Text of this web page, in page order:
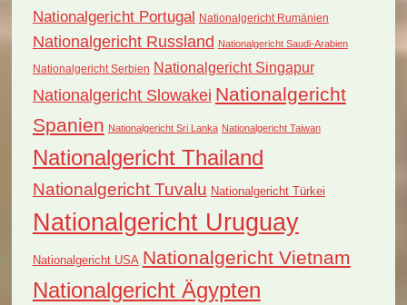
Nationalgericht Portugal Nationalgericht Rumänien
Nationalgericht Russland Nationalgericht Saudi-Arabien
Nationalgericht Serbien Nationalgericht Singapur
Nationalgericht Slowakei Nationalgericht
Spanien Nationalgericht Sri Lanka Nationalgericht Taiwan
Nationalgericht Thailand
Nationalgericht Tuvalu Nationalgericht Türkei
Nationalgericht Uruguay
Nationalgericht USA Nationalgericht Vietnam
Nationalgericht Ägypten